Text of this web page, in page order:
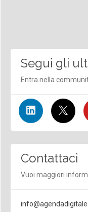
Segui gli
Entra nella
Contattaci
Vuoi maggiori